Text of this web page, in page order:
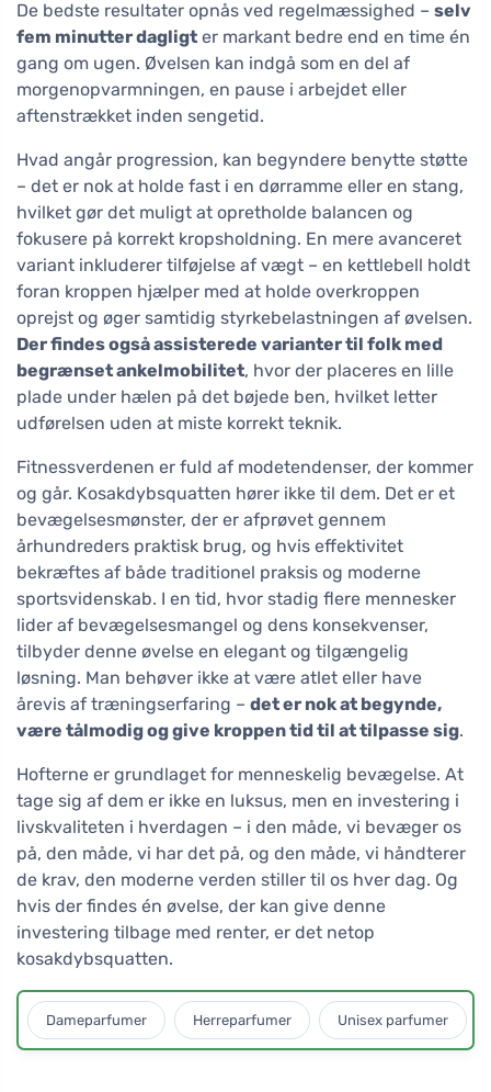
De bedste resultater opnås ved regelmæssighed – selv
fem minutter dagligt er markant bedre end en time én
gang om ugen. Øvelsen kan indgå som en del af
morgenopvarmningen, en pause i arbejdet eller
aftenstrækket inden sengetid.
Hvad angår progression, kan begyndere benytte støtte
– det er nok at holde fast i en dørramme eller en stang,
hvilket gør det muligt at opretholde balancen og
fokusere på korrekt kropsholdning. En mere avanceret
variant inkluderer tilføjelse af vægt – en kettlebell holdt
foran kroppen hjælper med at holde overkroppen
oprejst og øger samtidig styrkebelastningen af øvelsen.
Der findes også assisterede varianter til folk med
begrænset ankelmobilitet, hvor der placeres en lille
plade under hælen på det bøjede ben, hvilket letter
udførelsen uden at miste korrekt teknik.
Fitnessverdenen er fuld af modetendenser, der kommer
og går. Kosakdybsquatten hører ikke til dem. Det er et
bevægelsesmønster, der er afprøvet gennem
århundreders praktisk brug, og hvis effektivitet
bekræftes af både traditionel praksis og moderne
sportsvidenskab. I en tid, hvor stadig flere mennesker
lider af bevægelsesmangel og dens konsekvenser,
tilbyder denne øvelse en elegant og tilgængelig
løsning. Man behøver ikke at være atlet eller have
årevis af træningserfaring – det er nok at begynde,
være tålmodig og give kroppen tid til at tilpasse sig.
Hofterne er grundlaget for menneskelig bevægelse. At
tage sig af dem er ikke en luksus, men en investering i
livskvaliteten i hverdagen – i den måde, vi bevæger os
på, den måde, vi har det på, og den måde, vi håndterer
de krav, den moderne verden stiller til os hver dag. Og
hvis der findes én øvelse, der kan give denne
investering tilbage med renter, er det netop
kosakdybsquatten.
Dameparfumer Herreparfumer Unisex parfumer